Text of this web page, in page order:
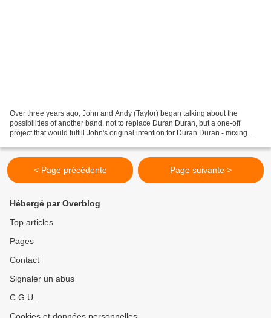
Over three years ago, John and Andy (Taylor) began talking about the
possibilities of another band, not to replace Duran Duran, but a one-off
project that would fulfill John's original intention for Duran Duran - mixing
< Page précédente Page suivante >
Hébergé par Overblog
Top articles
Pages
Contact
Signaler un abus
C.G.U.